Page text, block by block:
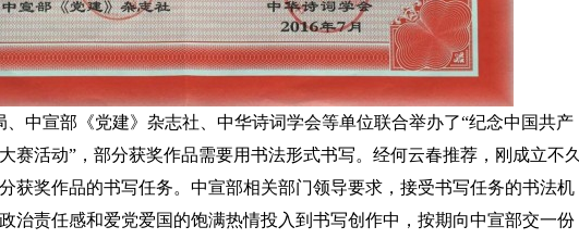
、中宣部《党建》杂志社、中华诗词学会等单位联合举办了“纪念中国共产
赛活动”，部分获奖作品需要用书法形式书写。经何云春推荐，刚成立不久
获奖作品的书写任务。中宣部相关部门领导要求，接受书写任务的书法机
治责任感和爱党爱国的饱满热情投入到书写创作中，按期向中宣部交一份